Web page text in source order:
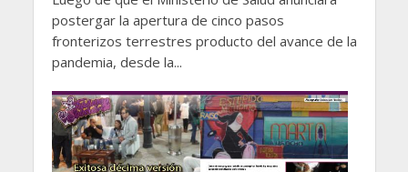
postergar la apertura de cinco pasos
fronterizos terrestres producto del avance de la
pandemia, desde la...